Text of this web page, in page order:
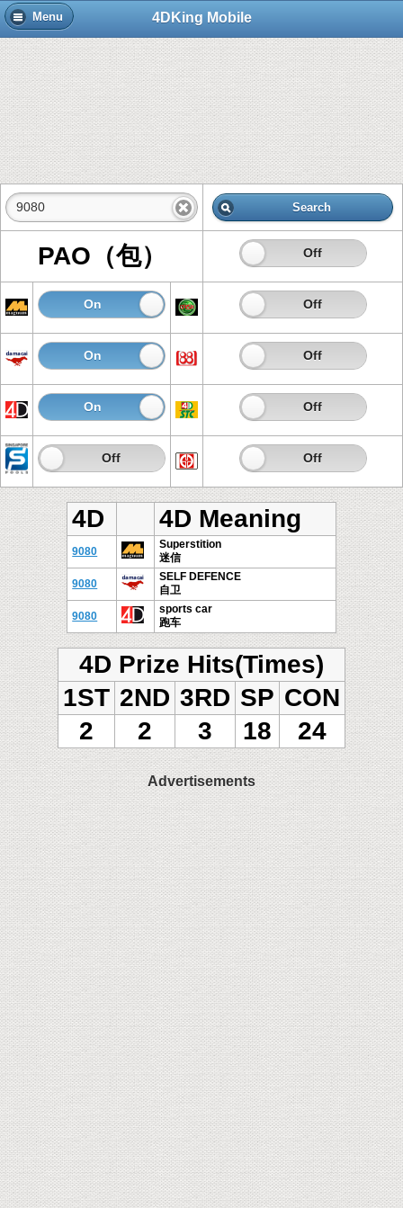
Menu 4DKing Mobile
Search
PAO（包） On Off
On Off On Off
On Off On Off
On Off On Off
On Off On Off
4D 4D Meaning
9080
Superstition
迷信
9080
SELF DEFENCE
自卫
9080
sports car
跑车
4D Prize Hits(Times)
1ST 2ND 3RD SP CON
2
2 3 18 24
Advertisements